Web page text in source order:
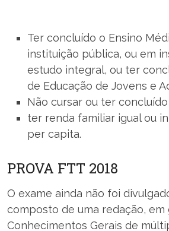
Ter concluído o Ensino
instituição pública, ou em
estudo integral, ou ter
de Educação de Jovens e
Não cursar ou ter
ter renda familiar igual ou
per capita.
PROVA FTT 2018
O exame ainda não foi
composto de uma redação,
Conhecimentos Gerais de